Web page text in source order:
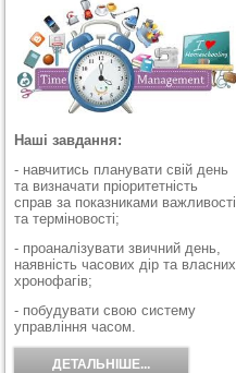
Наші завдання:
- навчитись планувати свій день
та визначати пріоритетність
справ за показниками важливості
та терміновості;
- проаналізувати звичний день,
наявність часових дір та власних
хронофагів;
- побудувати свою систему
управління часом.
ДЕТАЛЬНІШЕ...